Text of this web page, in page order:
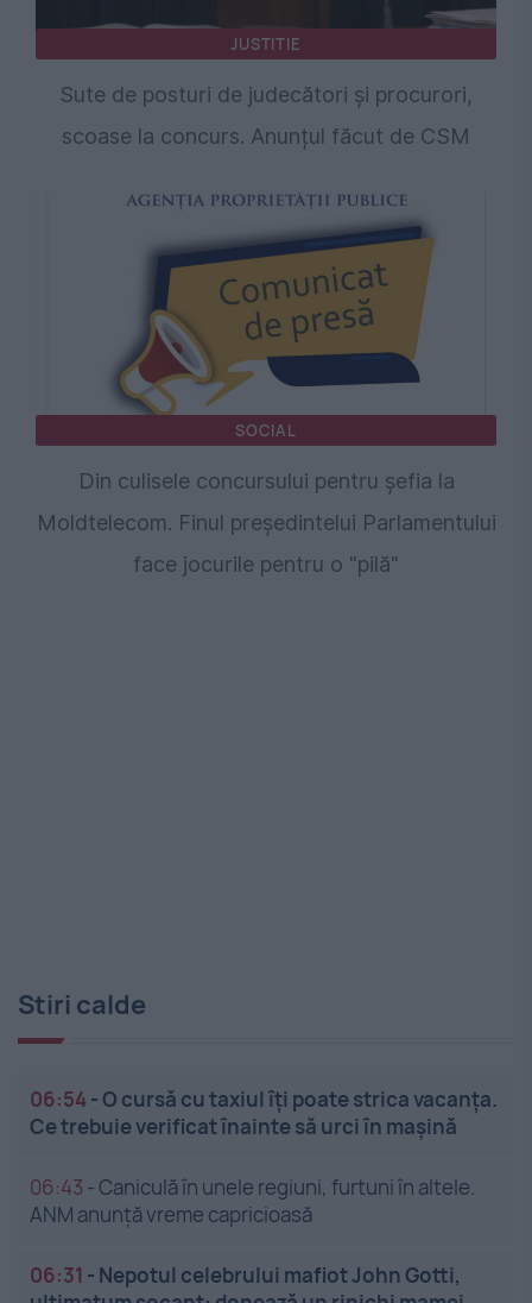
JUSTITIE
Sute de posturi de judecători și procurori,
scoase la concurs. Anunțul făcut de CSM
SOCIAL
Din culisele concursului pentru şefia la
Moldtelecom. Finul președintelui Parlamentului
face jocurile pentru o "pilă"
Stiri calde
06:54-O cursă cu taxiul îți poate strica vacanța.
Ce trebuie verificat înainte să urci în mașină
06:43 -Caniculă în unele regiuni, furtuni în altele.
ANM anunță vreme capricioasă
06:31 - Nepotul celebrului mafiot John Gotti,